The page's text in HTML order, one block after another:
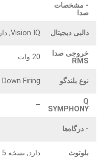
- مشخصات
صدا
دالبی دیجیتال Vision IQ, دارد
خروجی صدا
RMS
20 وات
نوع بلندگو Down Firing
Q
SYMPHONY
–
- درگاه‌ها
بلوتوث دارد, نسخه 5